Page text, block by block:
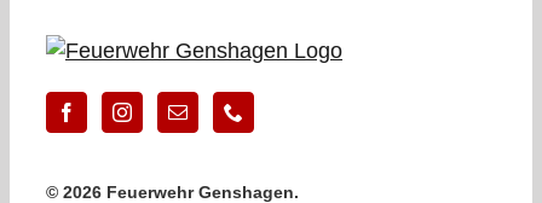
© 2026 Feuerwehr Genshagen.